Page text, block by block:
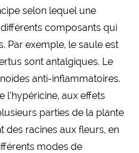
selon lequel une
composants qui
Par exemple, le saule est
sont antalgiques. Le
anti-inflammatoires.
l’hypéricine, aux effets
parties de la plante
des racines aux fleurs, en
modes de